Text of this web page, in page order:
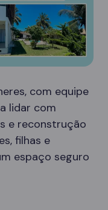
com equipe
lidar com
e reconstrução
filhas e
espaço seguro